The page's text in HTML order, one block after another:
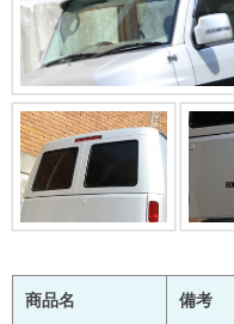
商品名 備考